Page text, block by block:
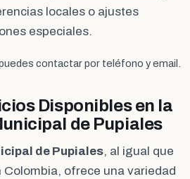
locales o ajustes
especiales.
contactar por teléfono y email.
Disponibles en la
de Pupiales
de Pupiales, al igual que
ofrece una variedad